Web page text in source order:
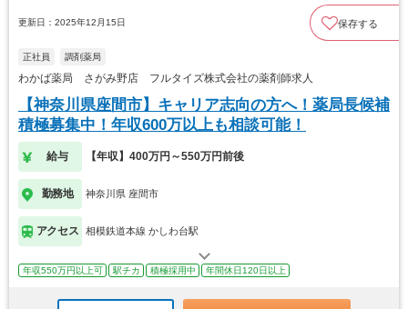
更新日：2025年12月15日 保存する
正社員 調剤薬局
わかば薬局 さがみ野店 フルタイズ株式会社の薬剤師求人
【神奈川県座間市】キャリア志向の方へ！薬局長候補
積極募集中！年収600万以上も相談可能！
給与 【年収】400万円～550万円前後
勤務地 神奈川県 座間市
アクセス 相模鉄道本線 かしわ台駅
年収550万円以上可 駅チカ 積極採用中 年間休日120日以上